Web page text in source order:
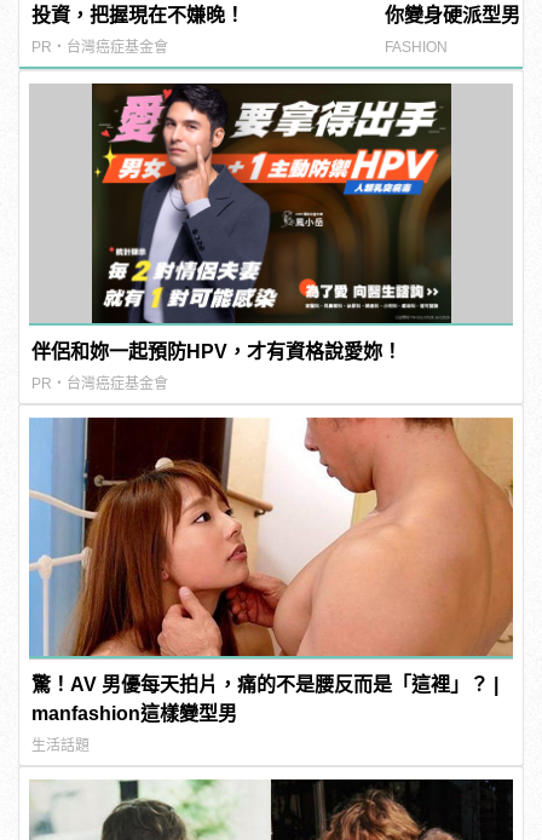
投資，把握現在不嫌晚！
PR・台灣癌症基金會
你變身硬派型男
FASHION
伴侶和妳一起預防HPV，才有資格說愛妳！
PR・台灣癌症基金會
驚！AV 男優每天拍片，痛的不是腰反而是「這裡」？ |
manfashion這樣變型男
生活話題